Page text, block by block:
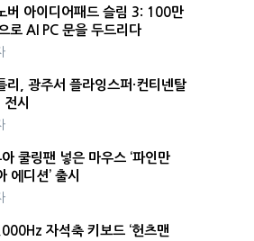
버 아이디어패드 슬림 3: 100만
로 AI PC 문을 두드리다
리, 광주서 플라잉스퍼·컨티넨탈
시
쿨링팬 넣은 마우스 ‘파인만
에디션’ 출시
자석축 키보드 ‘헌츠맨